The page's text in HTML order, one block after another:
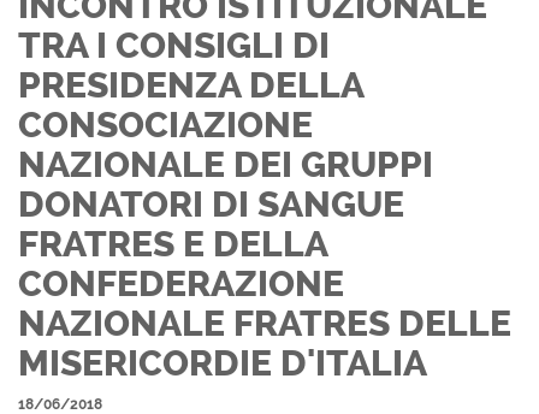
TRA I CONSIGLI DI
PRESIDENZA DELLA
CONSOCIAZIONE
NAZIONALE DEI GRUPPI
DONATORI DI SANGUE
FRATRES E DELLA
CONFEDERAZIONE
NAZIONALE FRATRES DELLE
MISERICORDIE D'ITALIA
18/06/2018